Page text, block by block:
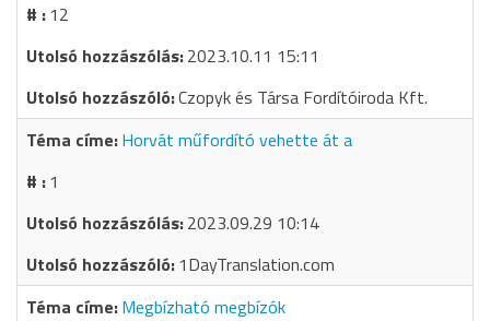
12
2023.10.11 15:11
Czopyk és Társa Fordítóiroda Kft.
Horvát műfordító vehette át a
1
2023.09.29 10:14
1DayTranslation.com
Megbízható megbízók